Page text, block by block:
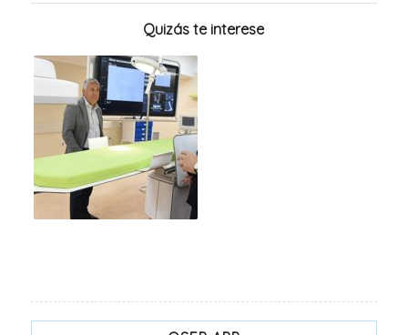
Quizás te interese